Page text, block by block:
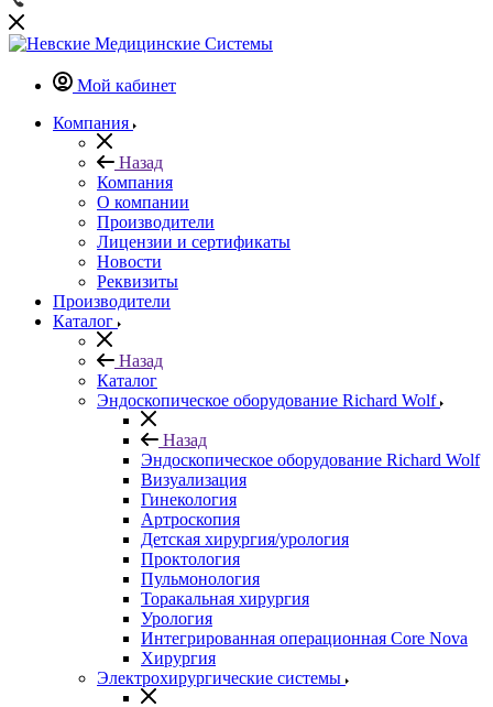
Мой кабинет
Компания
Назад
Компания
О компании
Производители
Лицензии и сертификаты
Новости
Реквизиты
Производители
Каталог
Назад
Каталог
Эндоскопическое оборудование Richard Wolf
Назад
Эндоскопическое оборудование Richard Wolf
Визуализация
Гинекология
Артроскопия
Детская хирургия/урология
Проктология
Пульмонология
Торакальная хирургия
Урология
Интегрированная операционная Core Nova
Хирургия
Электрохирургические системы